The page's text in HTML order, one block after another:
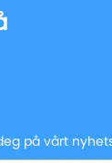
på vårt